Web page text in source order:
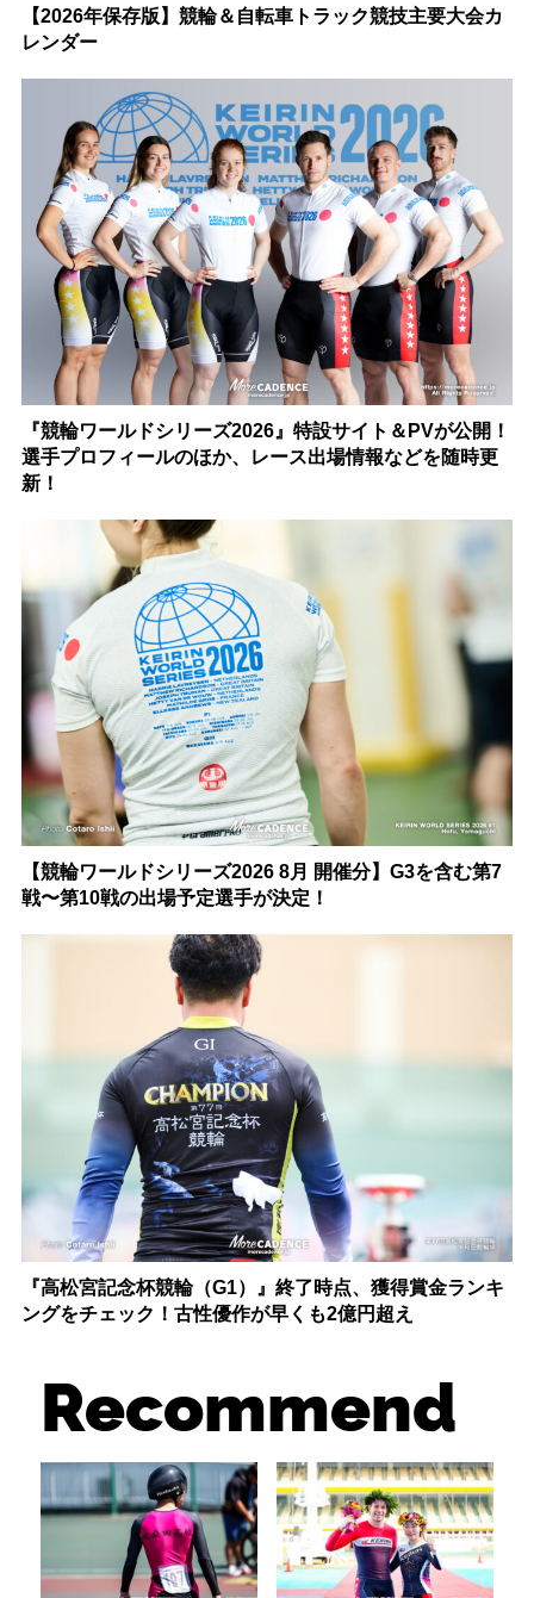
【2026年保存版】競輪＆自転車トラック競技主要大会カ
レンダー
『競輪ワールドシリーズ2026』特設サイト＆PVが公開！
選手プロフィールのほか、レース出場情報などを随時更
新！
【競輪ワールドシリーズ2026 8月 開催分】G3を含む第7
戦〜第10戦の出場予定選手が決定！
『高松宮記念杯競輪（G1）』終了時点、獲得賞金ランキ
ングをチェック！古性優作が早くも2億円超え
Recommend